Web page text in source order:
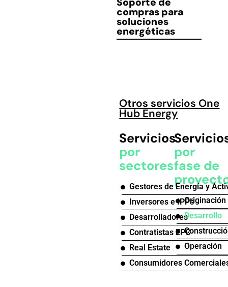
compras para
soluciones
energéticas
Otros servicios One
Hub Energy
Servicios
por
sectores
Gestores de Energía y
Inversores e IPPs
Desarrolladores
Contratistas EPC
Real Estate
Consumidores
por
fase de
Originación
Desarrollo
Operación